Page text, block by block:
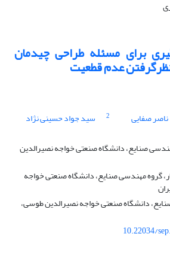
برای مسئله طراحی چیدمان
عدم قطعیت
ناصر صفایی 2 سید جواد حسینی نژاد
صنایع، دانشگاه صنعتی خواجه نصیرالدین
گروه مهندسی صنایع، دانشگاه صنعتی خواجه
دانشگاه صنعتی خواجه نصیرالدین طوسی،
10.22034/